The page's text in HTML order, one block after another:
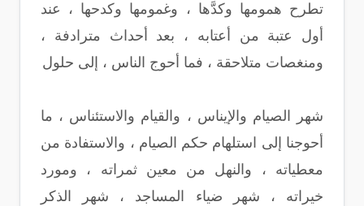
تطرح همومها وكدَّها ، وغمومها وكدحها ، عند
أول عتبة من أعتابه ، بعد أحداث مترادفة ،
ومنغصات متلاحقة ، فما أحوج الناس ، إلى حلول
شهر الصيام والإيناس ، والقيام والاستئناس ، ما
أحوجنا إلى استلهام حكم الصيام ، والاستفادة من
معطياته ، والنهل من معين ثمراته ، ومورد
خيراته ، شهر ضياء المساجد ، شهر الذكر